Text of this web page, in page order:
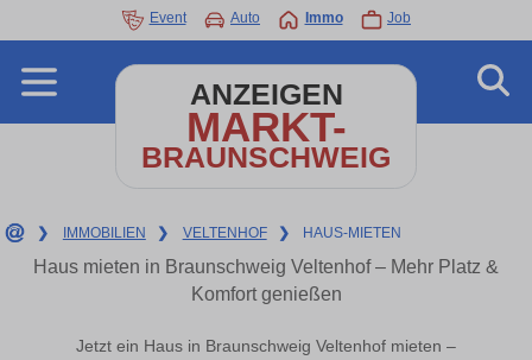
Event Auto Immo Job
ANZEIGEN
MARKT-
BRAUNSCHWEIG
❯ IMMOBILIEN ❯ VELTENHOF ❯ HAUS-MIETEN
Haus mieten in Braunschweig Veltenhof – Mehr Platz &
Komfort genießen
Jetzt ein Haus in Braunschweig Veltenhof mieten –